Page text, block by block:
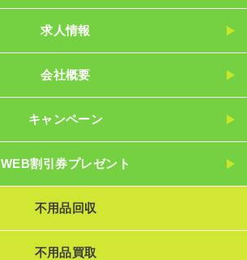
求人情報
会社概要
キャンペーン
WEB割引券プレゼント
不用品回収
不用品買取